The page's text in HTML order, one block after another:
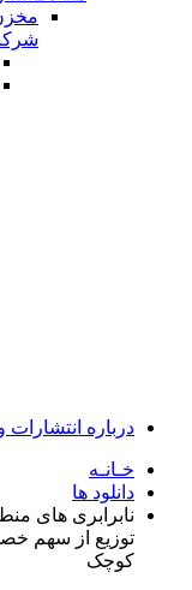
درباره
خـانـه
دانلود ها
نابرابری های
توزیع از سهم
کوچک